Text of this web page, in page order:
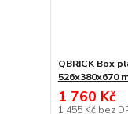
QBRICK Box
526x380x670
1 760 Kč
1 455 Kč bez